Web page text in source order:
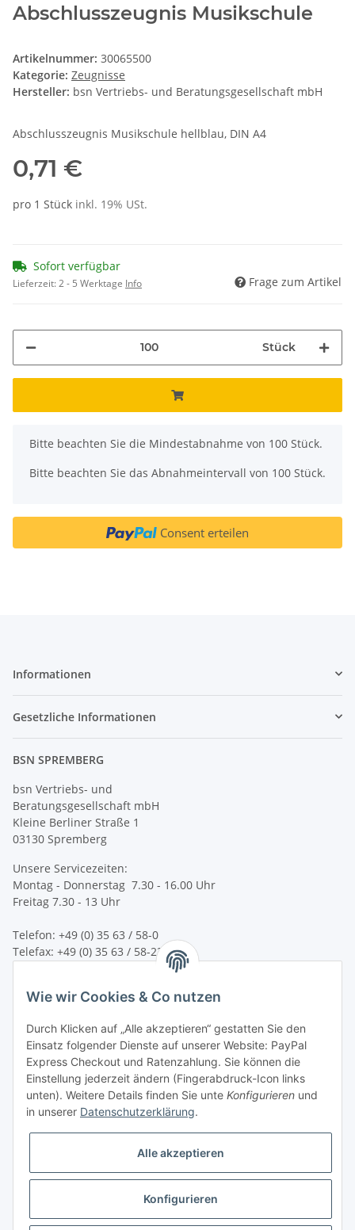
Abschlusszeugnis Musikschule
Artikelnummer: 30065500
Kategorie: Zeugnisse
Hersteller: bsn Vertriebs- und Beratungsgesellschaft mbH
Abschlusszeugnis Musikschule hellblau, DIN A4
0,71 €
pro 1 Stück inkl. 19% USt.
Sofort verfügbar
Lieferzeit:2 - 5 Werktage Info Frage zum Artikel
Stück
x
Bitte beachten Sie die Mindestabnahme von 100 Stück.
Bitte beachten Sie das Abnahmeintervall von 100 Stück.
Consent erteilen
Informationen
Gesetzliche Informationen
BSN SPREMBERG
bsn Vertriebs- und
Beratungsgesellschaft mbH
Kleine Berliner Straße 1
03130 Spremberg
Unsere Servicezeiten:
Montag - Donnerstag 7.30 - 16.00 Uhr
Freitag 7.30 - 13 Uhr
Telefon: +49 (0) 35 63 / 58-0
Telefax: +49 (0) 35 63 / 58-231
service@bsn-spremberg.de
Wir versenden mit:
Ihre Zahlmöglichkeiten:
Wie wir Cookies & Co nutzen
Durch Klicken auf „Alle akzeptieren“ gestatten Sie den
Einsatz folgender Dienste auf unserer Website: PayPal
Express Checkout und Ratenzahlung. Sie können die
Einstellung jederzeit ändern (Fingerabdruck-Icon links
unten). Weitere Details finden Sie unte Konfigurieren und
in unserer Datenschutzerklärung.
Alle akzeptieren
Konfigurieren